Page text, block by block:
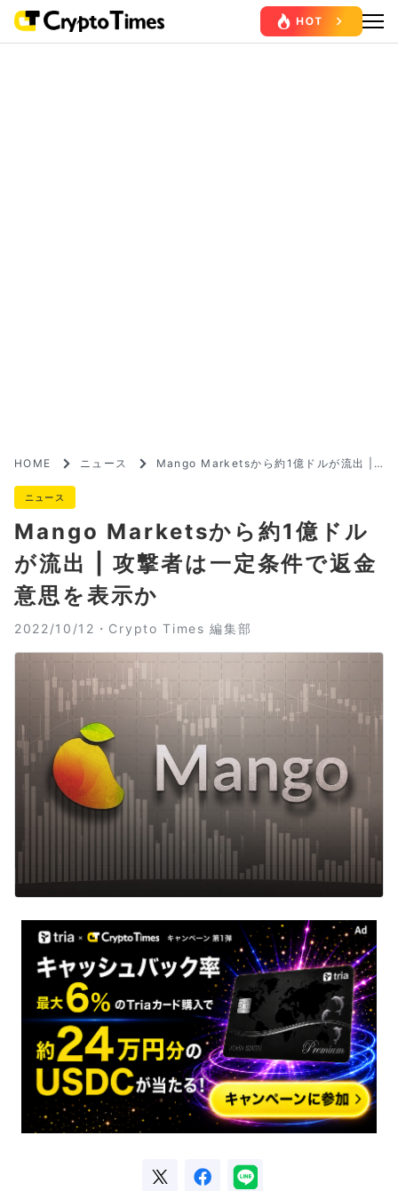
HOME ニュース
Mango Marketsから約1億ドルが流出 |
ニュース
Mango Marketsから約1億ドル
が流出 | 攻撃者は一定条件で返金
意思を表示か
2022/10/12・ Crypto Times 編集部